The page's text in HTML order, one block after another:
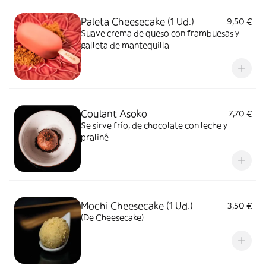
Paleta Cheesecake (1 Ud.)
9,50 €
Suave crema de queso con frambuesas y
galleta de mantequilla
Coulant Asoko
7,70 €
Se sirve frío, de chocolate con leche y
praliné
Mochi Cheesecake (1 Ud.)
3,50 €
(De Cheesecake)